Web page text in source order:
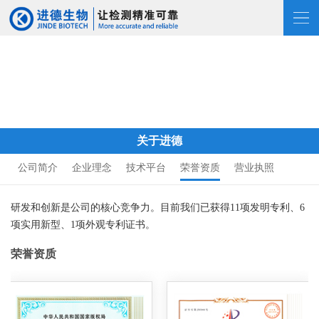
关于进德
公司简介 企业理念 技术平台 荣誉资质 营业执照
研发和创新是公司的核心竞争力。目前我们已获得11项发明专利、6
项实用新型、1项外观专利证书。
荣誉资质